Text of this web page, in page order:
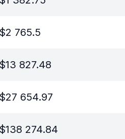
$2 765.5
$13 827.48
$27 654.97
$138 274.84